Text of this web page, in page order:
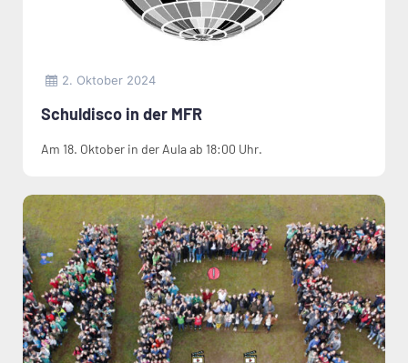
2. Oktober 2024
Schuldisco in der MFR
Am 18. Oktober in der Aula ab 18:00 Uhr.